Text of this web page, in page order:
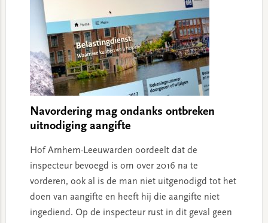
Navordering mag ondanks ontbreken
uitnodiging aangifte
Hof Arnhem-Leeuwarden oordeelt dat de
inspecteur bevoegd is om over 2016 na te
vorderen, ook al is de man niet uitgenodigd tot het
doen van aangifte en heeft hij die aangifte niet
ingediend. Op de inspecteur rust in dit geval geen